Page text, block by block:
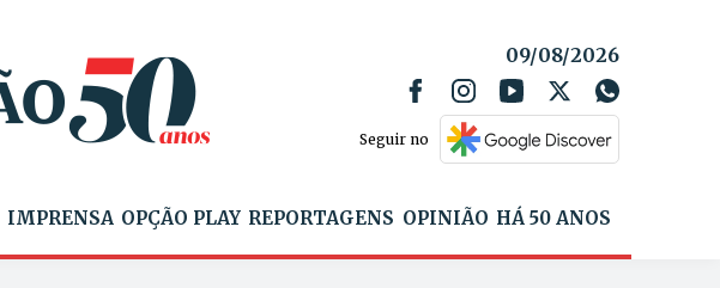
09/08/2026
Seguir no
IMPRENSA OPÇÃO PLAY REPORTAGENS OPINIÃO HÁ 50 ANOS